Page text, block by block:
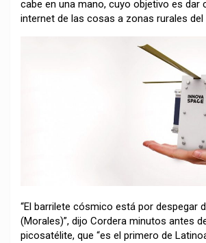
cabe en una mano, cuyo objetivo es dar
internet de las cosas a zonas rurales del
“El barrilete cósmico está por despegar
(Morales)”, dijo Cordera minutos antes
picosatélite, que “es el primero de